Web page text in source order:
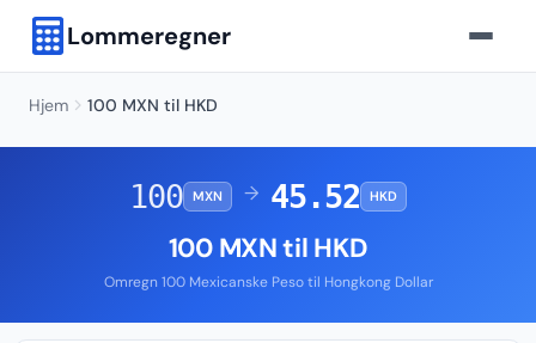
Lommeregner
Hjem 100 MXN til HKD
100 MXN → 45.52 HKD
100 MXN til HKD
Omregn 100 Mexicanske Peso til Hongkong Dollar